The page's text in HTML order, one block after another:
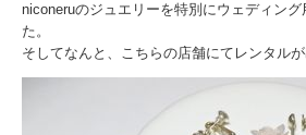
niconeruのジュエリーを特別にウェディン
た。
そしてなんと、こちらの店舗にてレンタルが